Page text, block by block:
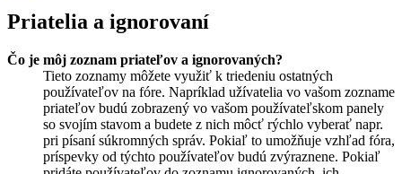
Priatelia a ignorovaní
Čo je môj zoznam priateľov a ignorovaných?
Tieto zoznamy môžete využiť k triedeniu ostatných
používateľov na fóre. Napríklad užívatelia vo vašom zozname
priateľov budú zobrazený vo vašom používateľskom panely
so svojím stavom a budete z nich môcť rýchlo vyberať napr.
pri písaní súkromných správ. Pokiaľ to umožňuje vzhľad fóra,
príspevky od týchto používateľov budú zvýraznene. Pokiaľ